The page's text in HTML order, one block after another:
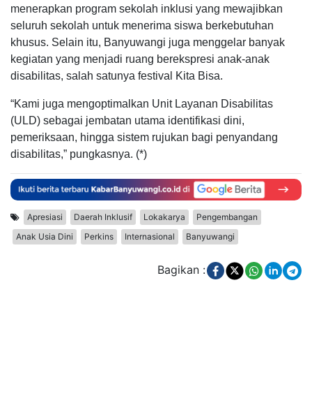
menerapkan program sekolah inklusi yang mewajibkan
seluruh sekolah untuk menerima siswa berkebutuhan
khusus. Selain itu, Banyuwangi juga menggelar banyak
kegiatan yang menjadi ruang berekspresi anak-anak
disabilitas, salah satunya festival Kita Bisa.
“Kami juga mengoptimalkan Unit Layanan Disabilitas
(ULD) sebagai jembatan utama identifikasi dini,
pemeriksaan, hingga sistem rujukan bagi penyandang
disabilitas,” pungkasnya. (*)
Apresiasi Daerah Inklusif Lokakarya
Pengembangan
Anak Usia Dini
Perkins Internasional Banyuwangi
Bagikan :